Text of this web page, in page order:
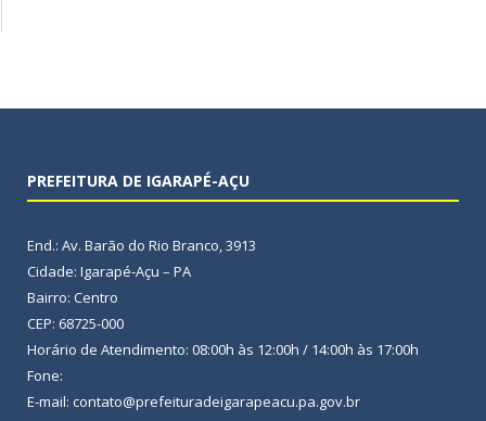
PREFEITURA DE IGARAPÉ-AÇU
End.: Av. Barão do Rio Branco, 3913
Cidade: Igarapé-Açu – PA
Bairro: Centro
CEP: 68725-000
Horário de Atendimento: 08:00h às 12:00h / 14:00h às 17:00h
Fone:
E-mail: contato@prefeituradeigarapeacu.pa.gov.br